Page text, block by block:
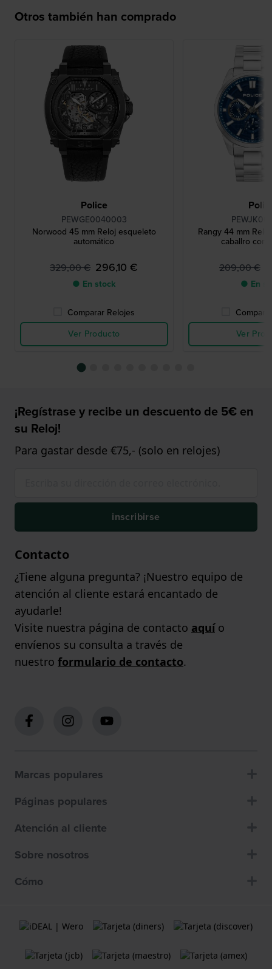
Otros también han comprado
Police
PEWGE0040003
Norwood 45 mm Reloj esqueleto
automático
329,00 € 296,10 €
● En stock
Comparar Relojes
Ver Producto
Rangy 44 mm
caballro con
209,00 €
● En
Ver
¡Regístrase y recibe un descuento de 5€ en
su Reloj!
Para gastar desde €75,- (solo en relojes)
inscribirse
Contacto
¿Tiene alguna pregunta? ¡Nuestro equipo de
atención al cliente estará encantado de
ayudarle!
Visite nuestra página de contacto aquío
envíenos su consulta a través de
nuestro formulario de contacto.
Marcas populares
Páginas populares
Atención al cliente
Sobre nosotros
Cómo